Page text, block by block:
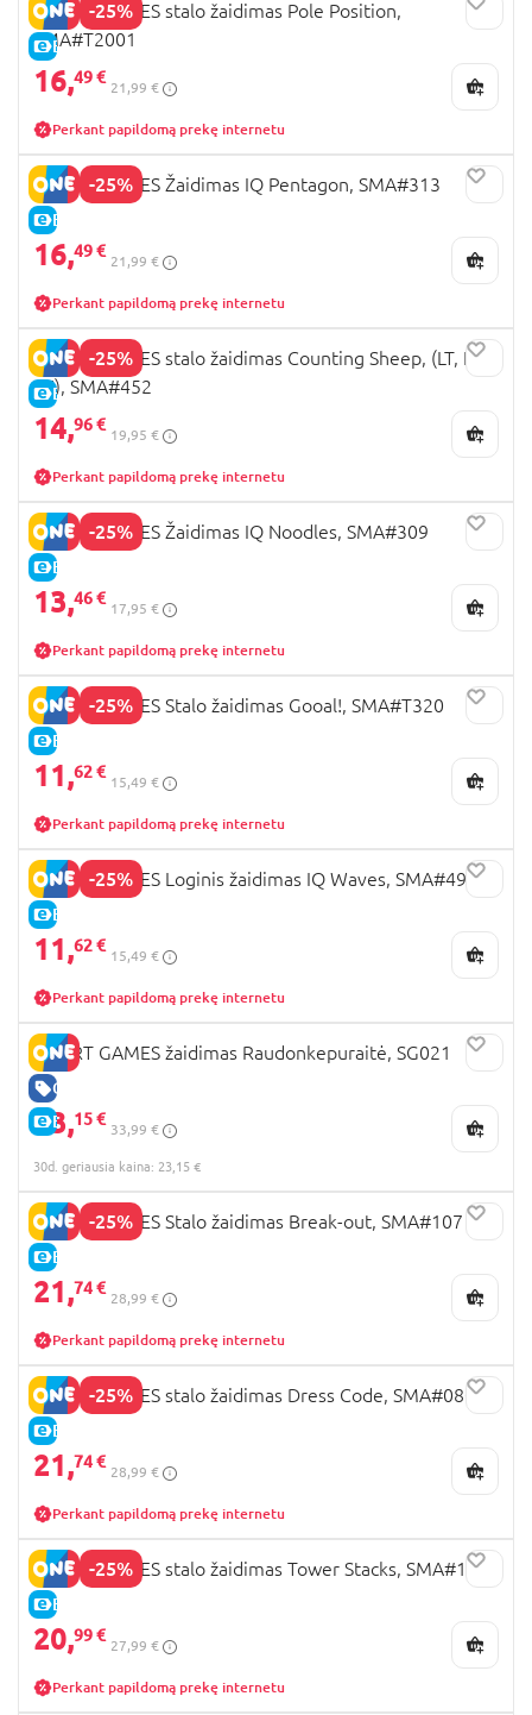
-25%
E-KAINA
SMART GAMES stalo žaidimas Pole Position,
SMA#T2001
16,49 €
21,99 €
Perkant papildomą prekę internetu
-25%
E-KAINA
SMART GAMES Žaidimas IQ Pentagon, SMA#313
16,49 €
21,99 €
Perkant papildomą prekę internetu
-25%
E-KAINA
SMART GAMES stalo žaidimas Counting Sheep, (LT, LV,
EE), SMA#452
14,96 €
19,95 €
Perkant papildomą prekę internetu
-25%
E-KAINA
SMART GAMES Žaidimas IQ Noodles, SMA#309
13,46 €
17,95 €
Perkant papildomą prekę internetu
-25%
E-KAINA
SMART GAMES Stalo žaidimas Gooal!, SMA#T320
11,62 €
15,49 €
Perkant papildomą prekę internetu
-25%
E-KAINA
SMART GAMES Loginis žaidimas IQ Waves, SMA#492
11,62 €
15,49 €
Perkant papildomą prekę internetu
GERA KAINA
E-KAINA
SMART GAMES žaidimas Raudonkepuraitė, SG021
23,15 €
33,99 €
30d. geriausia kaina: 23,15 €
-25%
E-KAINA
SMART GAMES Stalo žaidimas Break-out, SMA#107
21,74 €
28,99 €
Perkant papildomą prekę internetu
-25%
E-KAINA
SMART GAMES stalo žaidimas Dress Code, SMA#080
21,74 €
28,99 €
Perkant papildomą prekę internetu
-25%
E-KAINA
SMART GAMES stalo žaidimas Tower Stacks, SMA#106
20,99 €
27,99 €
Perkant papildomą prekę internetu